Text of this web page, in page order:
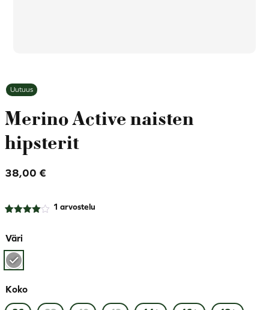
Uutuus
Merino Active naisten
hipsterit
38,00 €
5:stä
asiakkaan
arvotukseen.
1 arvostelu
Väri
Koko